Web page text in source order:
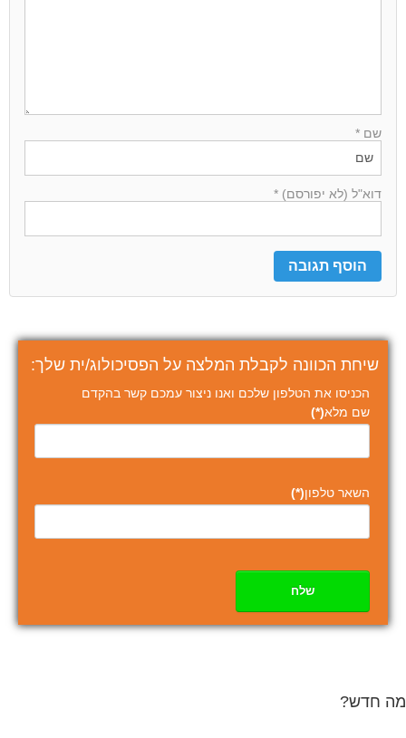
שם *
דוא"ל (לא יפורסם) *
שיחת הכוונה לקבלת המלצה על הפסיכולוג/ית שלך:
הכניסו את הטלפון שלכם ואנו ניצור עמכם קשר בהקדם
שם מלא(*)
השאר טלפון(*)
שלח
מה חדש?